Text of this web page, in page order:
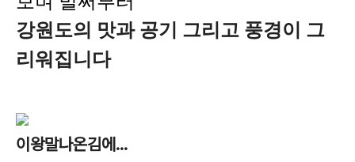
강원도의 맛과 공기 그리고 풍경이 그
리워집니다
이왕말나온김에...